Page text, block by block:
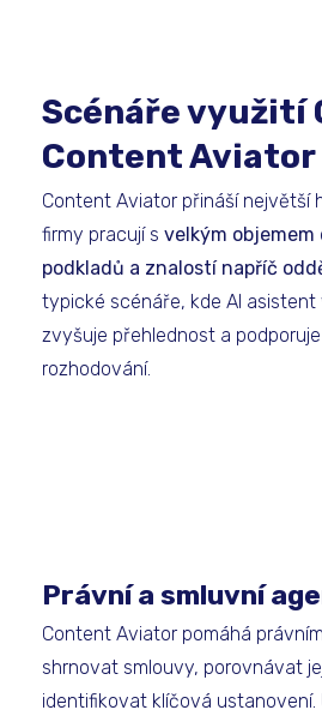
Scénáře využití
Content Aviator
Content Aviator přináší největší
firmy pracují s velkým
podkladů a znalostí napříč
typické scénáře, kde AI
zvyšuje přehlednost a
rozhodování.
Právní a smluvní
Content Aviator pomáhá
shrnovat smlouvy, porovnávat
identifikovat klíčová ustanovení.